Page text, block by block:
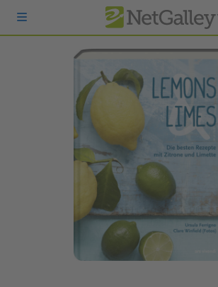
zum Hauptinhalt springen